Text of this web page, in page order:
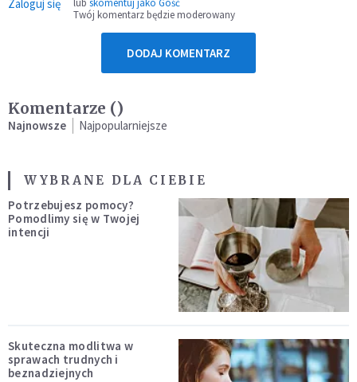
Zaloguj się lub skomentuj jako Gość
Twój komentarz będzie moderowany
DODAJ KOMENTARZ
Komentarze ()
Najnowsze Najpopularniejsze
WYBRANE DLA CIEBIE
Potrzebujesz pomocy?
Pomodlimy się w Twojej
intencji
Skuteczna modlitwa w
sprawach trudnych i
beznadziejnych